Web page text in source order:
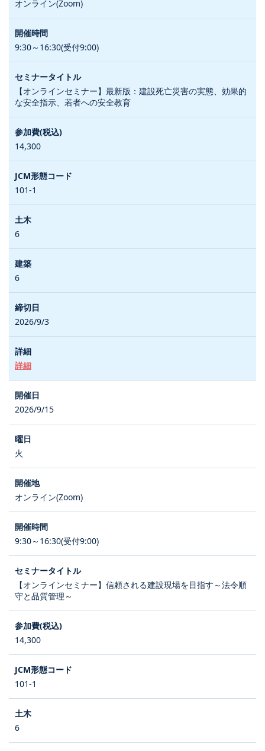
オンライン(Zoom)
9:30～16:30(受付9:00)
【オンラインセミナー】最新版：建設死亡災害の実態、効果的
な安全指示、若者への安全教育
14,300
101-1
6
6
2026/9/3
詳細
2026/9/15
火
オンライン(Zoom)
9:30～16:30(受付9:00)
【オンラインセミナー】信頼される建設現場を目指す～法令順
守と品質管理～
14,300
101-1
6